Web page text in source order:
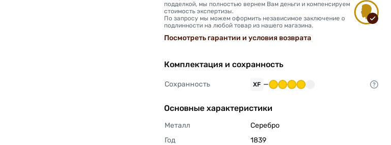
подделкой, мы полностью вернем Вам деньги и компенсируем
стоимость экспертизы.
По запросу мы можем оформить независимое заключение о
подлинности на любой товар из нашего магазина.
Посмотреть гарантии и условия возврата
Комплектация и сохранность
Сохранность XF —
Основные характеристики
Металл
Серебро
Год
1839